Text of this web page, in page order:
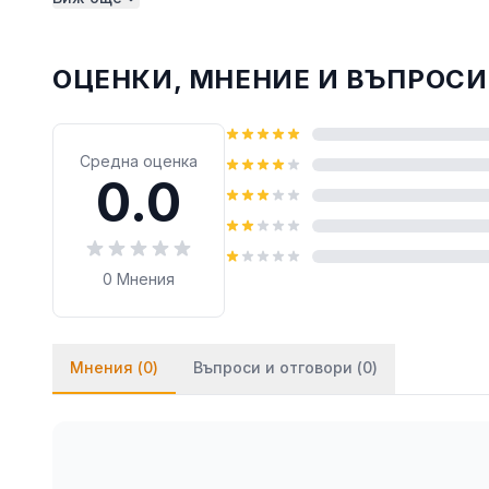
ОЦЕНКИ, МНЕНИЕ И ВЪПРОСИ
Средна оценка
0.0
0 Мнения
Мнения (0) Въпроси и отговори (0)